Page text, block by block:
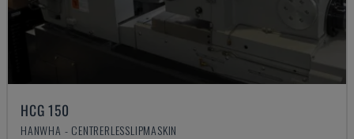
HCG 150
HANWHA - CENTRERLESSLIPMASKIN